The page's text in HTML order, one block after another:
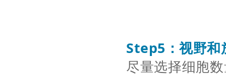
Step5 ：视野
尽量选择细胞